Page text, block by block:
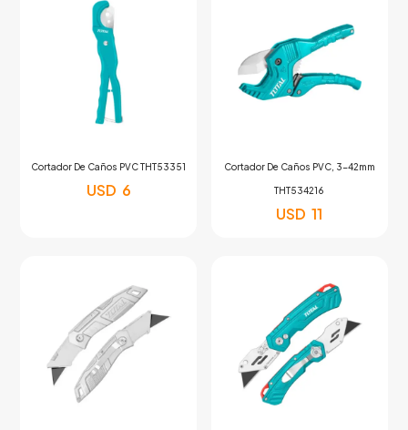
Cortador De Caños PVC THT53351
USD 6
Cortador De Caños PVC, 3-42mm
THT534216
USD 11